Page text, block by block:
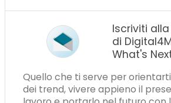
Iscriviti
di
What's
Quello che ti serve per
dei trend, vivere appieno il